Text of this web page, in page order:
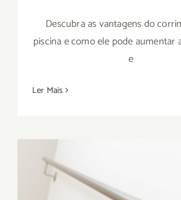
Descubra as vantagens do
piscina e como ele pode aumentar
e
Ler Mais